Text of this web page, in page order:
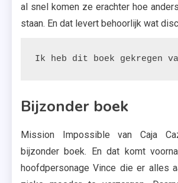
al snel komen ze erachter hoe
staan. En dat levert behoorlijk wat
Ik heb dit boek gekregen
Bijzonder boek
Mission Impossible van Caja
bijzonder boek. En dat komt
hoofdpersonage Vince die er alles